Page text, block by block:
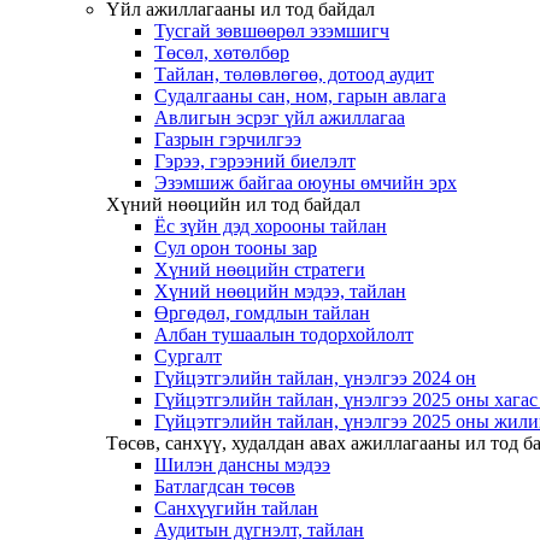
Үйл ажиллагааны ил тод байдал
Тусгай зөвшөөрөл эзэмшигч
Төсөл, хөтөлбөр
Тайлан, төлөвлөгөө, дотоод аудит
Судалгааны сан, ном, гарын авлага
Авлигын эсрэг үйл ажиллагаа
Газрын гэрчилгээ
Гэрээ, гэрээний биелэлт
Эзэмшиж байгаа оюуны өмчийн эрх
Хүний нөөцийн ил тод байдал
Ёс зүйн дэд хорооны тайлан
Сул орон тооны зар
Хүний нөөцийн стратеги
Хүний нөөцийн мэдээ, тайлан
Өргөдөл, гомдлын тайлан
Албан тушаалын тодорхойлолт
Сургалт
Гүйцэтгэлийн тайлан, үнэлгээ 2024 он
Гүйцэтгэлийн тайлан, үнэлгээ 2025 оны
Гүйцэтгэлийн тайлан, үнэлгээ 2025 оны
Төсөв, санхүү, худалдан авах ажиллагааны ил тод
Шилэн дансны мэдээ
Батлагдсан төсөв
Санхүүгийн тайлан
Аудитын дүгнэлт, тайлан